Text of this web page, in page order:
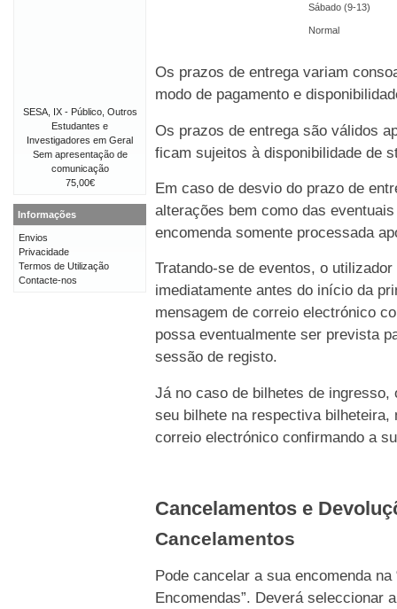
Sábado (9-13)
Normal
Os prazos de entrega variam
modo de pagamento e
Os prazos de entrega são válidos
ficam sujeitos à disponibilidade de
Em caso de desvio do prazo de
alterações bem como das
encomenda somente processada
Tratando-se de eventos, o
imediatamente antes do início da
mensagem de correio electrónico
possa eventualmente ser prevista
sessão de registo.
Já no caso de bilhetes de
seu bilhete na respectiva bilheteira,
correio electrónico confirmando a
Cancelamentos e
Cancelamentos
Pode cancelar a sua encomenda
Encomendas”. Deverá seleccionar
SESA, IX - Público, Outros
Estudantes e
Investigadores em Geral
Sem apresentação de
comunicação
75,00€
Informações
Envios
Privacidade
Termos de Utilização
Contacte-nos